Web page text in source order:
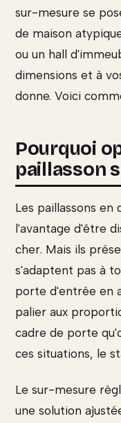
sur-mesure se
de maison
ou un hall
dimensions et à
donne. Voici
Pourquoi
paillasson
Les paillassons en
l'avantage d'être
cher. Mais ils
s'adaptent pas à
porte d'entrée en
palier aux
cadre de porte
ces situations, le
Le sur-mesure
une solution